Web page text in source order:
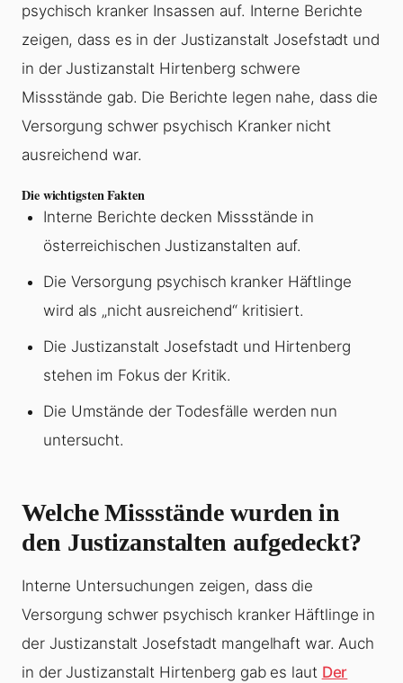
psychisch kranker Insassen auf. Interne Berichte
zeigen, dass es in der Justizanstalt Josefstadt und
in der Justizanstalt Hirtenberg schwere
Missstände gab. Die Berichte legen nahe, dass die
Versorgung schwer psychisch Kranker nicht
ausreichend war.
Die wichtigsten Fakten
Interne Berichte decken Missstände in
österreichischen Justizanstalten auf.
Die Versorgung psychisch kranker Häftlinge
wird als „nicht ausreichend“ kritisiert.
Die Justizanstalt Josefstadt und Hirtenberg
stehen im Fokus der Kritik.
Die Umstände der Todesfälle werden nun
untersucht.
Welche Missstände wurden in
den Justizanstalten aufgedeckt?
Interne Untersuchungen zeigen, dass die
Versorgung schwer psychisch kranker Häftlinge in
der Justizanstalt Josefstadt mangelhaft war. Auch
in der Justizanstalt Hirtenberg gab es laut Der